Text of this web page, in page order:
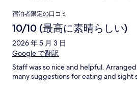
口
コ
ミ
宿泊者限定の口コミ
10/10 (最高に素晴らしい)
2026 年 5 月 3 日
Google で翻訳
Staff was so nice and helpful.
many suggestions for eating and sight